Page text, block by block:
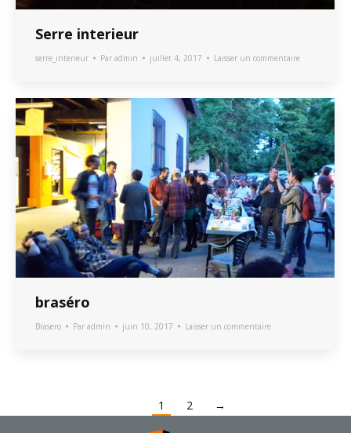
Serre interieur
serre_interieur Par admin juillet 4, 2017 Laisser un commentaire
braséro
Brasero Par admin juin 10, 2017 Laisser un commentaire
1 2 →